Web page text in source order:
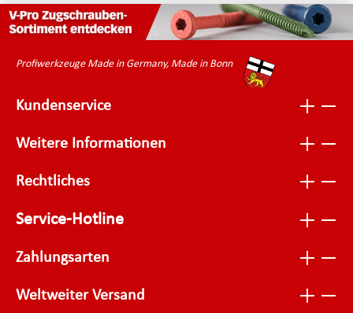
Profiwerkzeuge Made in Germany, Made in Bonn
Kundenservice
Weitere Informationen
Rechtliches
Service-Hotline
Zahlungsarten
Weltweiter Versand